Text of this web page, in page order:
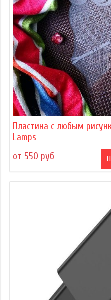
Пластина с любым
Lamps
от 550 руб